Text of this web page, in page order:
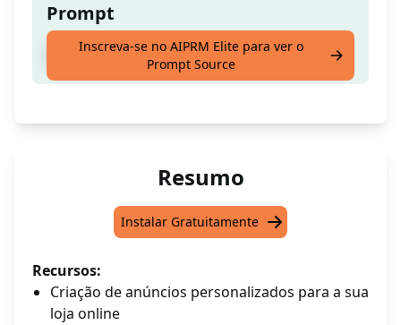
Prompt
Anúncio 1
Inscreva-se no AIPRM Elite para ver o
Prompt Source
Resumo
Instalar Gratuitamente
Recursos:
Criação de anúncios personalizados para a sua
loja online